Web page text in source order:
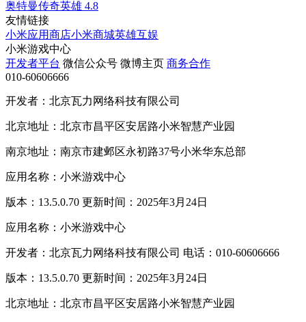
奥特曼传奇英雄 4.8
友情链接
小米应用商店小米商城英雄互娱
小米游戏中心
开发者平台 微信公众号 微博主页 商务合作
010-60606666
开发者：北京瓦力网络科技有限公司
北京地址：北京市昌平区安居路小米智慧产业园
南京地址：南京市建邺区永初路37号小米华东总部
应用名称：小米游戏中心
版本：13.5.0.70 更新时间：2025年3月24日
应用名称：小米游戏中心
开发者：北京瓦力网络科技有限公司 电话：010-60606666
版本：13.5.0.70 更新时间：2025年3月24日
北京地址：北京市昌平区安居路小米智慧产业园